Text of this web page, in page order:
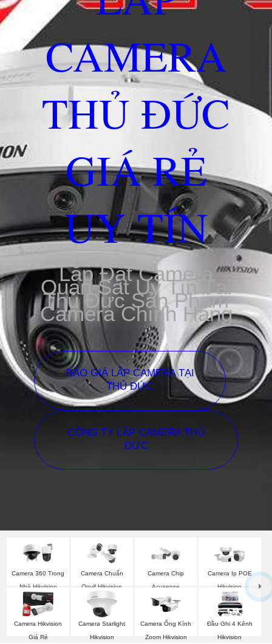
CAMERA
THỦ ĐỨC
GIÁ RẺ
UY TÍN
Lắp Đặt Camera
Quan Sát Uy Tín Tại
Thủ Đức Sản Phẩm
Camera Chính Hãng
BÁO GIÁ LẮP CAMERA TẠI
THỦ ĐỨC
CÔNG TY LẮP CAMERA THỦ
ĐỨC
Camera 360 Trong
Nhà Hikvision
Camera Chuẩn
Onvif Hikvision
Camera Chip
Acusense
Camera Ip POE
Hikvision
Camera Hikvision
Giá Rẻ
Camera Starlight
Hikvision
Camera Ống Kính
Zoom Hikvision
Đầu Ghi 4 Kênh
Hikvision